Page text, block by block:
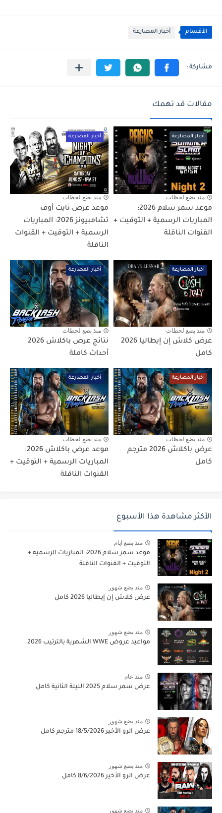
الأقسام أخبار المصارعة
مقالات قد تهمك
أخبار المصارعة
منذ بضع لحظات
موعد سمر سلام 2026:
المباريات الرسمية + التوقيت +
القنوات الناقلة
أخبار المصارعة
منذ بضع لحظات
موعد عرض نايت أوف
تشامبيونز 2026: المباريات
الرسمية + التوقيت + القنوات
الناقلة
أخبار المصارعة
منذ بضع لحظات
عرض كلاش إن إيطاليا 2026
كامل
أخبار المصارعة
منذ بضع لحظات
نتائج عرض باكلاش 2026
أحداث كاملة
أخبار المصارعة
منذ بضع لحظات
عرض باكلاش 2026 مترجم
كامل
أخبار المصارعة
منذ بضع لحظات
موعد عرض باكلاش 2026:
المباريات الرسمية + التوقيت +
القنوات الناقلة
الأكثر مشاهدة هذا الأسبوع
منذ بضع ايام
موعد سمر سلام 2026: المباريات الرسمية +
التوقيت + القنوات الناقلة
منذ بضع شهور
عرض كلاش إن إيطاليا 2026 كامل
منذ بضع شهور
مواعيد عروض WWE الشهرية بالترتيب 2026
منذ عام
عرض سمر سلام 2025 الليلة الثانية كامل
منذ بضع شهور
عرض الرو الأخير 18/5/2026 مترجم كامل
منذ بضع شهور
عرض الرو الأخير 8/6/2026 كامل
منذ بضع شهور